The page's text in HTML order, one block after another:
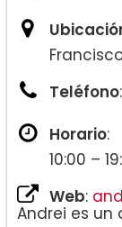
Teléfono:
Horario:
10:00 –
Web:
Andrei es